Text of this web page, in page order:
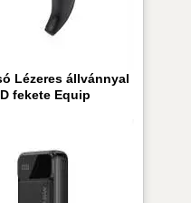
Lézeres állvánnyal
fekete Equip